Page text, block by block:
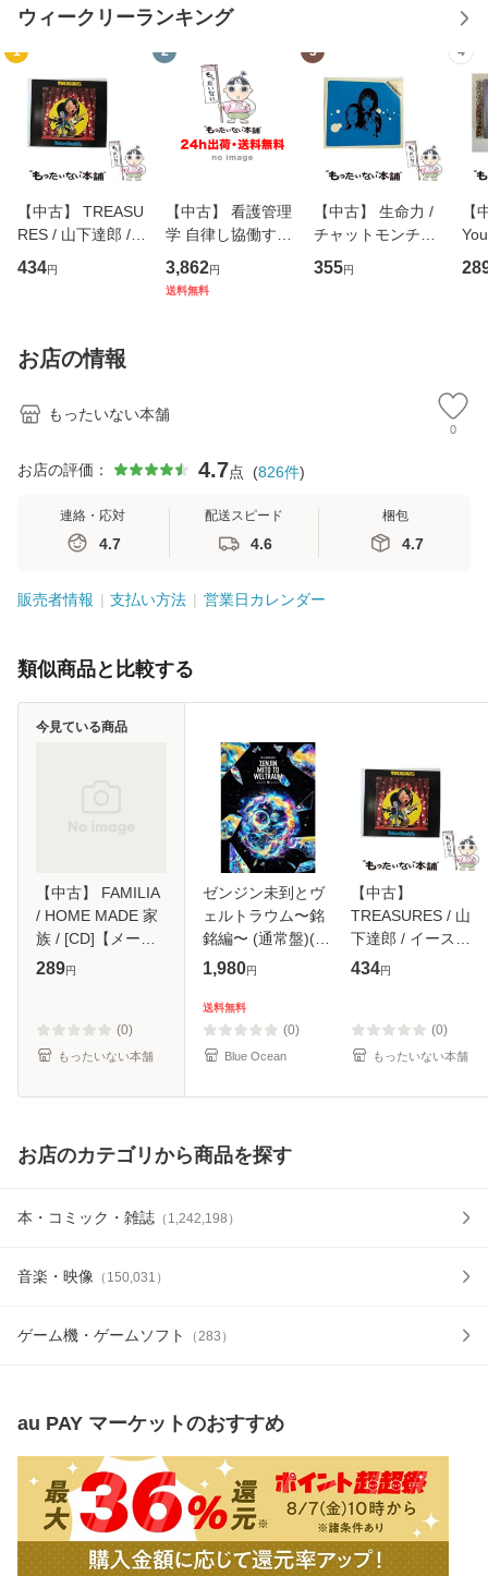
ウィークリーランキング
1
【中古】 TREASU
RES / 山下達郎 /
イーストウエス
ト・ジャパン [CD]
434円
2
【中古】 看護管理
学 自律し協働する
専門職の看護マネ
ジメントスキル 改
3,862円
送料無料
3
【中古】 生命力 /
チャットモンチー /
キューンレコード
[CD]【メール便送
355円
4
【
のが
お店の情報
もったいない本舗
0
お店の評価： 4.7点 (826件)
連絡・応対
4.7
配送スピード
4.6
梱包
4.7
販売者情報 支払い方法 営業日カレンダー
類似商品と比較する
【中古】 FAMILIA
/ HOME MADE 家
族 / [CD]【メール
便送料無料】
289円
(0)
もったいない本舗
今見ている商品
ゼンジン未到とヴ
ェルトラウム〜銘
銘編〜 (通常盤)(2
枚組) [DVD]
1,980円
送料無料
(0)
Blue Ocean
【中古】
TREASURES / 山
下達郎 / イースト
ウエスト・ジャパ
434円
(0)
もったいない本舗
お店のカテゴリから商品を探す
本・コミック・雑誌 （ 1,242,198 ）
音楽・映像 （ 150,031 ）
ゲーム機・ゲームソフト （283 ）
au PAY マーケットのおすすめ